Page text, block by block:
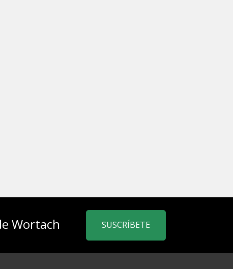
Wortach SUSCRÍBETE